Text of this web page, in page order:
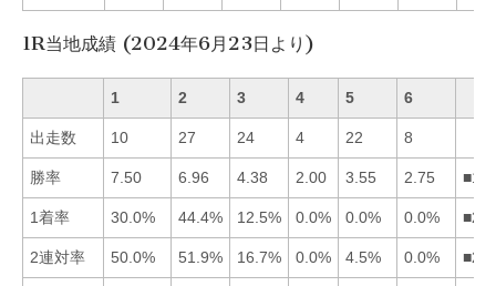
1R当地成績 (2024年6月23日より)
1 2 3 4 5 6
出走数 10 27 24 4 22 8
勝率 7.50 6.96 4.38 2.00 3.55 2.75
1着率 30.0% 44.4% 12.5% 0.0% 0.0% 0.0%
2連対率 50.0% 51.9% 16.7% 0.0% 4.5% 0.0%